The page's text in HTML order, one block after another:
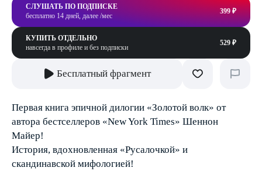
СЛУШАТЬ ПО ПОДПИСКЕ
бесплатно 14 дней, далее /мес
399 ₽
КУПИТЬ ОТДЕЛЬНО
навсегда в профиле и без подписки
529 ₽
Бесплатный фрагмент
Первая книга эпичной дилогии «Золотой волк» от
автора бестселлеров «New York Times» Шеннон
Майер!
История, вдохновленная «Русалочкой» и
скандинавской мифологией!